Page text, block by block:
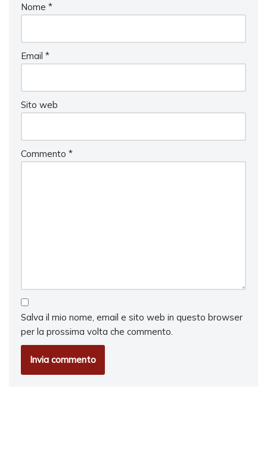
Nome *
Email *
Sito web
Commento *
Salva il mio nome, email e sito web in questo browser
per la prossima volta che commento.